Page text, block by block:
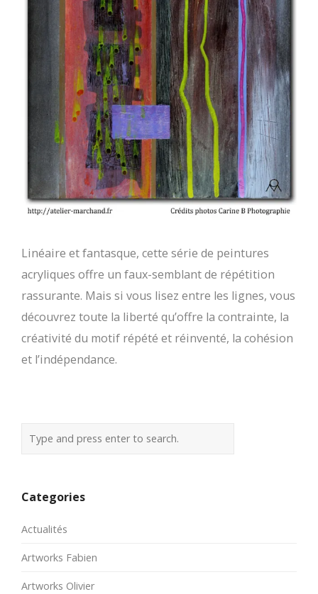
Linéaire et fantasque, cette série de peintures
acryliques offre un faux-semblant de répétition
rassurante. Mais si vous lisez entre les lignes, vous
découvrez toute la liberté qu’offre la contrainte, la
créativité du motif répété et réinventé, la cohésion
et l’indépendance.
Categories
Actualités
Artworks Fabien
Artworks Olivier